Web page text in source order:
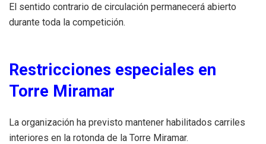
El sentido contrario de circulación permanecerá abierto
durante toda la competición.
Restricciones especiales en
Torre Miramar
La organización ha previsto mantener habilitados carriles
interiores en la rotonda de la Torre Miramar.